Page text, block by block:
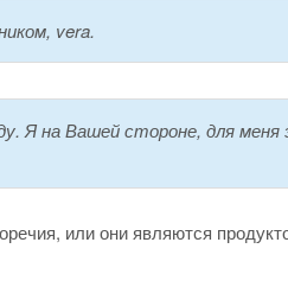
vera.
Я на Вашей стороне, для меня
или они являются